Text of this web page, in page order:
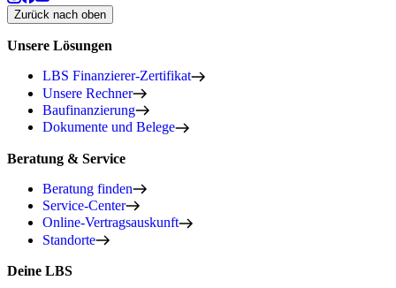
Zurück nach oben
Unsere Lösungen
LBS Finanzierer-Zertifikat
Unsere Rechner
Baufinanzierung
Dokumente und Belege
Beratung & Service
Beratung finden
Service-Center
Online-Vertragsauskunft
Standorte
Deine LBS